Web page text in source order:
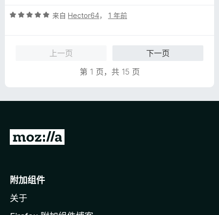
/评
来自 Hector64， 1 年前
上一页
下一页
第 1 页，共 15 页
转
o
i
附加组件
关于